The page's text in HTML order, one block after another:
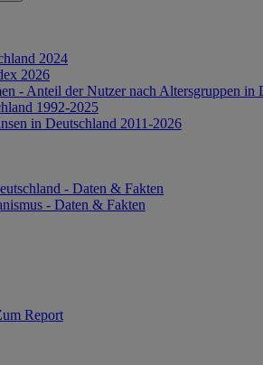
2024
2026
- Anteil der Nutzer nach Altersgruppen in
1992-2025
in Deutschland 2011-2026
- Daten & Fakten
- Daten & Fakten
Report